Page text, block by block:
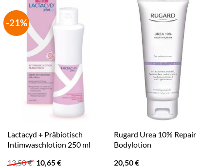
-21%
Lactacyd + Präbiotisch
Intimwaschlotion 250 ml
13,50€ Ursprünglicher
10,65€Aktueller
Rugard Urea 10% Repair
Bodylotion
20,50€